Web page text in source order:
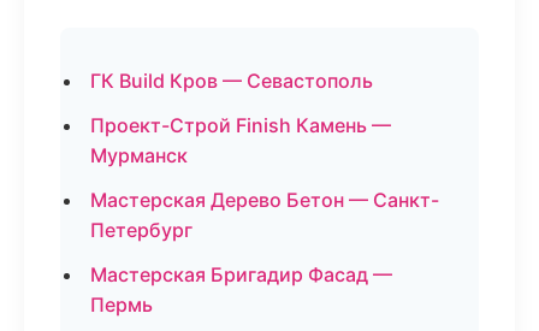
ГК Build Кров — Севастополь
Проект-Строй Finish Камень —
Мурманск
Мастерская Дерево Бетон — Санкт-
Петербург
Мастерская Бригадир Фасад —
Пермь